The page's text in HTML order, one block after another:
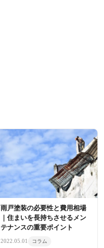
雨戸塗装の必要性と費用相場
｜住まいを長持ちさせるメン
テナンスの重要ポイント
2022.05.01 コラム